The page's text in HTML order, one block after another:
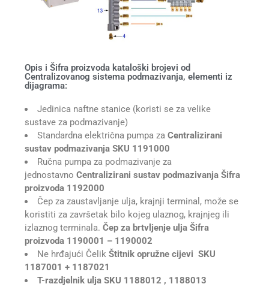
Opis i Šifra proizvoda kataloški brojevi od
Centralizovanog sistema podmazivanja, elementi iz
dijagrama:
Jedinica naftne stanice (koristi se za velike
sustave za podmazivanje)
Standardna električna pumpa zaCentralizirani
sustav podmazivanja SKU 1191000
Ručna pumpa za podmazivanje za
jednostavnoCentralizirani sustav podmazivanja Šifra
proizvoda 1192000
Čep za zaustavljanje ulja, krajnji terminal, može se
koristiti za završetak bilo kojeg ulaznog, krajnjeg ili
izlaznog terminala.Čep za brtvljenje ulja Šifra
proizvoda 1190001 – 1190002
Ne hrđajući ČelikŠtitnik opružne cijevi SKU
1187001 + 1187021
T-razdjelnik ulja SKU 1188012 , 1188013